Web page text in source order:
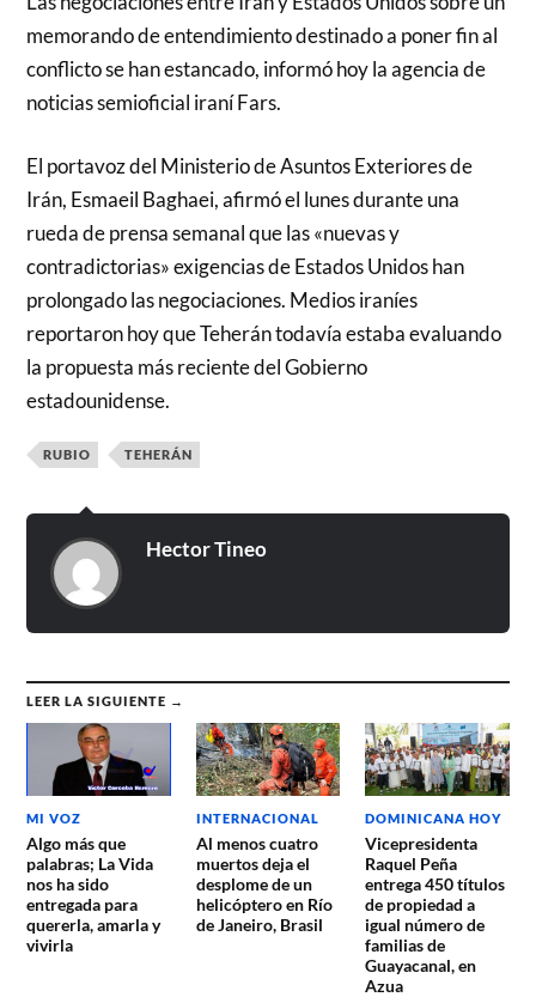
memorando de entendimiento destinado a poner fin al
conflicto se han estancado, informó hoy la agencia de
noticias semioficial iraní Fars.
El portavoz del Ministerio de Asuntos Exteriores de
Irán, Esmaeil Baghaei, afirmó el lunes durante una
rueda de prensa semanal que las «nuevas y
contradictorias» exigencias de Estados Unidos han
prolongado las negociaciones. Medios iraníes
reportaron hoy que Teherán todavía estaba evaluando
la propuesta más reciente del Gobierno
estadounidense.
RUBIO TEHERÁN
Hector Tineo
LEER LA SIGUIENTE →
MI VOZ
Algo más que
palabras; La Vida
nos ha sido
entregada para
quererla, amarla y
vivirla
INTERNACIONAL
Al menos cuatro
muertos deja el
desplome de un
helicóptero en Río
de Janeiro, Brasil
DOMINICANA HOY
Vicepresidenta
Raquel Peña
entrega 450 títulos
de propiedad a
igual número de
familias de
Guayacanal, en
Azua